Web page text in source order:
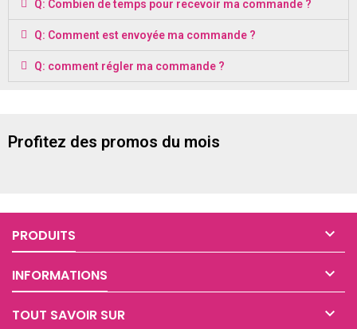
Q: Combien de temps pour recevoir ma commande ?
Q: Comment est envoyée ma commande ?
Q: comment régler ma commande ?
Profitez des promos du mois
PRODUITS 
INFORMATIONS 
TOUT SAVOIR SUR 